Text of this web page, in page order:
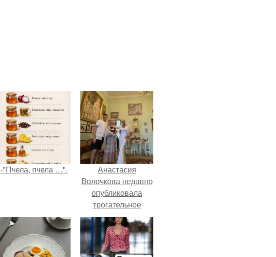
-"Пчела, пчела …".
Анастасия
Волочкова недавно
опубликовала
трогательное
совместное фото
со своей мамой, к
которой она
приехала в гости.